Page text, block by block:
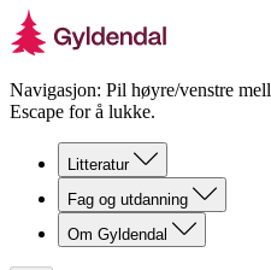
Navigasjon: Pil høyre/venstre
Escape for å lukke.
Litteratur
Fag og utdanning
Om Gyldendal